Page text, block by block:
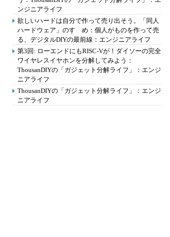
ンジニアライフ
欲しいハードは自分で作って売り出そう。「同人
ハードウェア」のすゝめ：個人がものを作って売
る、デジタルDIYの最前線：エンジニアライフ
第3回: ローエンドにもRISC-Vが！ダイソーの完全
ワイヤレスイヤホンを分解してみよう：
ThousanDIYの「ガジェット分解ライフ」：エンジ
ニアライフ
ThousanDIYの「ガジェット分解ライフ」：エンジ
ニアライフ